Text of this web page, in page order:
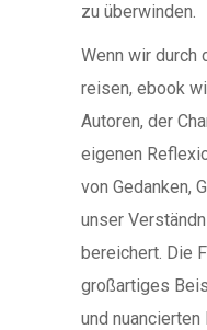
zu überwinden.
Wenn wir durch
reisen, ebook
Autoren, der
eigenen
von Gedanken,
unser
bereichert. Die
großartiges
und